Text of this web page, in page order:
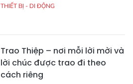
THIẾT BỊ - DI ĐỘNG
Trao Thiệp – nơi mỗi lời mời và
lời chúc được trao đi theo
cách riêng